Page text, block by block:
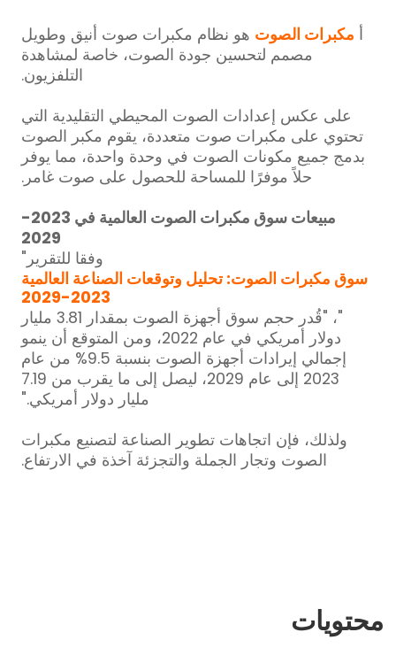
أ مكبرات الصوت هو نظام مكبرات صوت أنيق وطويل
مصمم لتحسين جودة الصوت، خاصة لمشاهدة
التلفزيون.
على عكس إعدادات الصوت المحيطي التقليدية التي
تحتوي على مكبرات صوت متعددة، يقوم مكبر الصوت
بدمج جميع مكونات الصوت في وحدة واحدة، مما يوفر
حلاً موفرًا للمساحة للحصول على صوت غامر.
مبيعات سوق مكبرات الصوت العالمية في 2023-
2029
وفقا للتقرير"
سوق مكبرات الصوت: تحليل وتوقعات الصناعة العالمية
2023-2029
"، "قُدر حجم سوق أجهزة الصوت بمقدار 3.81 مليار
دولار أمريكي في عام 2022، ومن المتوقع أن ينمو
إجمالي إيرادات أجهزة الصوت بنسبة 9.5% من عام
2023 إلى عام 2029، ليصل إلى ما يقرب من 7.19
مليار دولار أمريكي."
ولذلك، فإن اتجاهات تطوير الصناعة لتصنيع مكبرات
الصوت وتجار الجملة والتجزئة آخذة في الارتفاع.
محتويات